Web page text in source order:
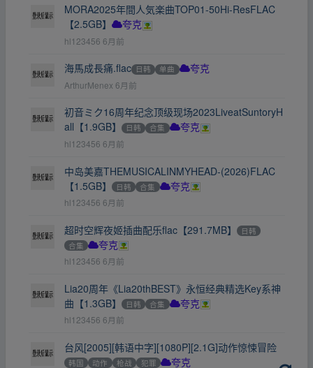
MORA2025年間人気楽曲TOP01-50Hi-ResFLAC
【2.5GB】
夸克
hl123456 6月前
海馬成長痛.flac 日韩 单曲 夸克
ArthurMenex 6月前
初音ミク16周年纪念顶级现场2023LiveatSuntoryH
all【1.9GB】
日韩 合集 夸克
hl123456 6月前
中岛美嘉THEMUSICALINMYHEAD-(2026)FLAC
【1.5GB】
日韩 合集 夸克
hl123456 6月前
超时空辉夜姬插曲配乐flac【291.7MB】
日韩
合集
夸克
hl123456 6月前
Lia20周年《Lia20thBEST》永恒经典精选Key系神
曲【1.3GB】
日韩 合集 夸克
hl123456 6月前
台风[2005][韩语中字][1080P][2.1G]动作惊悚冒险
韩国 动作 枪战 犯罪 夸克